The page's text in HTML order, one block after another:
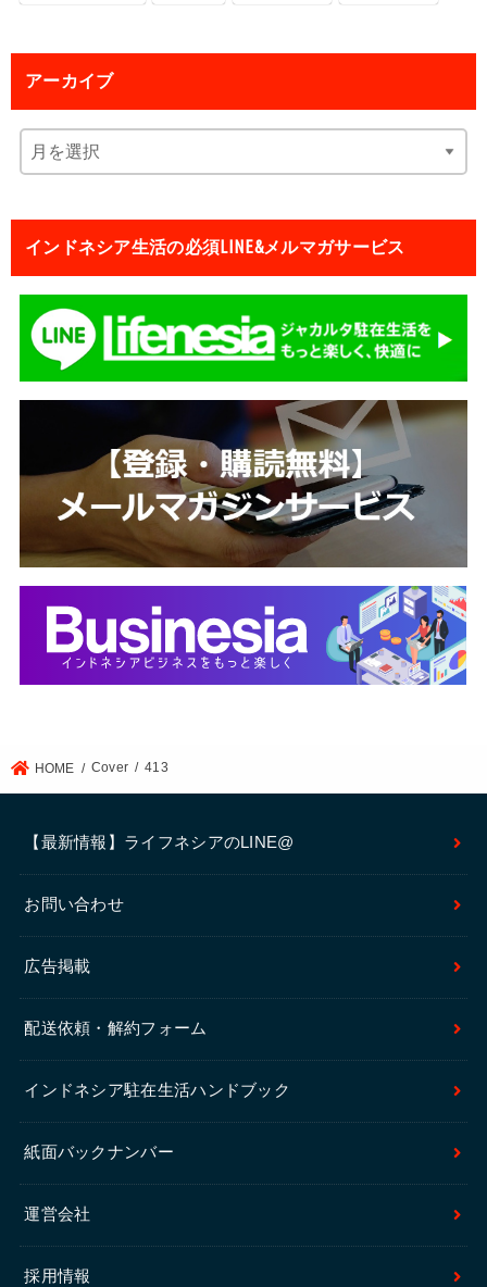
アーカイブ
インドネシア生活の必須LINE&メルマガサービス
HOME Cover 413
【最新情報】ライフネシアのLINE@
お問い合わせ
広告掲載
配送依頼・解約フォーム
インドネシア駐在生活ハンドブック
紙面バックナンバー
運営会社
採用情報